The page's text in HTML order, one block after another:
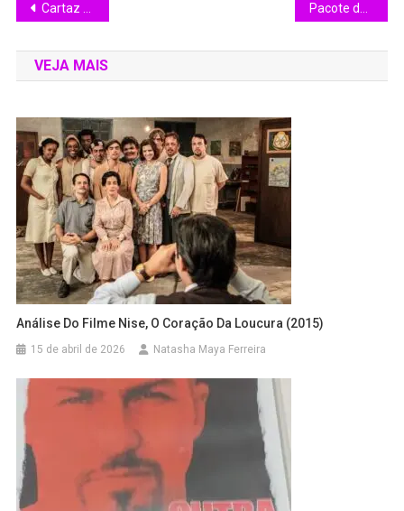
Cartaz ” Teaser” de ” O Diabo Veste Prada 2 Pacote de Filmes do SBT em 2008
VEJA MAIS
Análise Do Filme Nise, O Coração Da Loucura (2015)
15 de abril de 2026 Natasha Maya Ferreira